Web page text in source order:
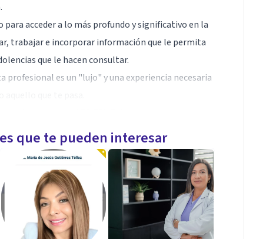
acceder a lo más profundo y significativo en la
trabajar e incorporar información que le permita
que le hacen consultar.
profesional es un "lujo" y una experiencia necesaria
técnicas y herramientas adecuadas a cada caso en
de Arteterapeuta
solucionables a través de esta técnica.
que te pueden interesar